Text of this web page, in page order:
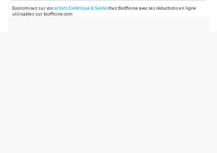
Economisez sur vos achats Diététique & Santé chez Biofficine avec les réductions en ligne
utilisables sur biofficine.com